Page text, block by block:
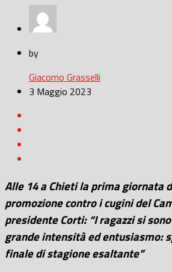
by
Giacomo Grasselli
3 Maggio 2023
Alle 14 a Chieti la prima giornata
promozione contro i cugini del
presidente Corti: “I ragazzi si
grande intensità ed entusiasmo:
finale di stagione esaltante”